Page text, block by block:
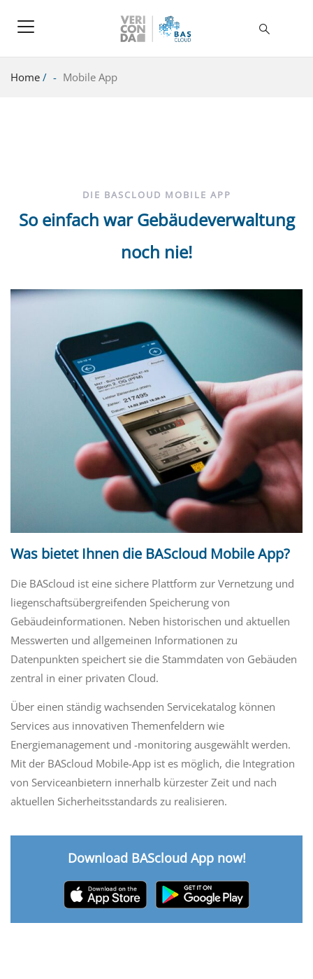
Home / Mobile App
DIE BASCLOUD MOBILE APP
So einfach war Gebäudeverwaltung
noch nie!
Was bietet Ihnen die BAScloud Mobile App?
Die BAScloud ist eine sichere Plattform zur Vernetzung und
liegenschaftsübergreifenden Speicherung von
Gebäudeinformationen. Neben historischen und aktuellen
Messwerten und allgemeinen Informationen zu
Datenpunkten speichert sie die Stammdaten von Gebäuden
zentral in einer privaten Cloud.
Über einen ständig wachsenden Servicekatalog können
Services aus innovativen Themenfeldern wie
Energiemanagement und -monitoring ausgewählt werden.
Mit der BAScloud Mobile-App ist es möglich, die Integration
von Serviceanbietern innerhalb kürzester Zeit und nach
aktuellen Sicherheitsstandards zu realisieren.
Download BAScloud App now!